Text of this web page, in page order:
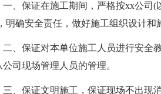
保证在施工期间，严格按xx公司(
明确安全责任，做好施工组织设计和
保证对本单位施工人员进行安全教
公司现场管理人员的管理。
保证文明施工，保证现场不出现消